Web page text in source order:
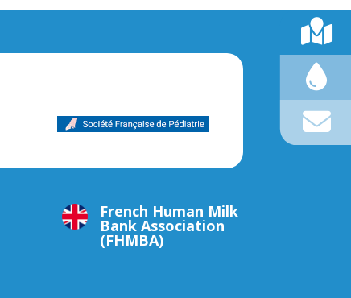
French Human Milk
Bank Association
(FHMBA)